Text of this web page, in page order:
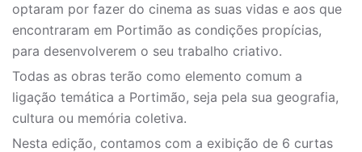
optaram por fazer do cinema as suas vidas e aos que
encontraram em Portimão as condições propícias,
para desenvolverem o seu trabalho criativo.
Todas as obras terão como elemento comum a
ligação temática a Portimão, seja pela sua geografia,
cultura ou memória coletiva.
Nesta edição, contamos com a exibição de 6 curtas